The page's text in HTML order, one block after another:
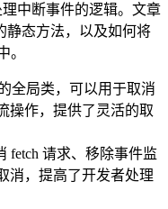
中断事件的逻辑。文章
静态方法，以及如何将
。
全局类，可以用于取消
操作，提供了灵活的取
fetch 请求、移除事件监
消，提高了开发者处理